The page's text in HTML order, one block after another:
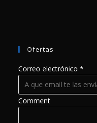
Ofertas
Correo electrónico*
Comment